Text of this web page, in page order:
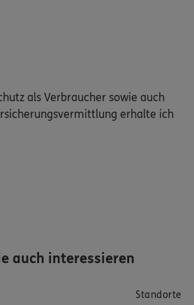
als Verbraucher sowie auch
erhalte ich
auch interessieren
Standorte